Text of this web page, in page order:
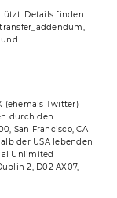
Details finden
,
und
(ehemals Twitter)
durch den
San Francisco, CA
der USA lebenden
Unlimited
2, D02 AX07,